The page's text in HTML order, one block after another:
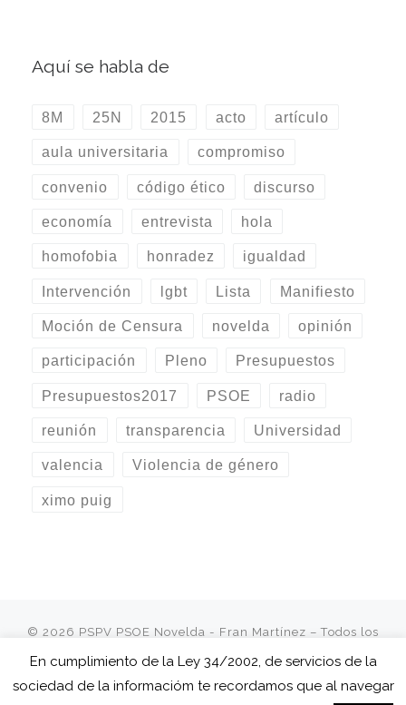
Aquí se habla de
8M 25N 2015 acto artículo
aula universitaria compromiso
convenio código ético discurso
economía entrevista hola
homofobia honradez igualdad
Intervención lgbt Lista Manifiesto
Moción de Censura novelda opinión
participación Pleno Presupuestos
Presupuestos2017 PSOE radio
reunión transparencia Universidad
valencia Violencia de género
ximo puig
© 2026 PSPV PSOE Novelda - Fran Martínez – Todos los
En cumplimiento de la Ley 34/2002, de servicios de la
sociedad de la informacióm te recordamos que al navegar